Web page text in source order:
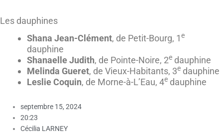
Les dauphines
Shana Jean-Clément, de Petit-Bourg, 1e
dauphine
Shanaelle Judith, de Pointe-Noire, 2e dauphine
Melinda Gueret, de Vieux-Habitants, 3e dauphine
Leslie Coquin, de Morne-à-L’Eau, 4e dauphine
septembre 15, 2024
20:23
Cécilia LARNEY